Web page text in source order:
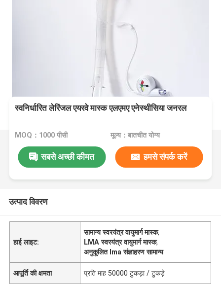
स्वनिर्धारित लेरिंजल एयरवे मास्क एलएमए एनेस्थीसिया जनरल
MOQ：1000 पीसी मूल्य：बातचीत योग्य
सबसे अच्छी कीमत हमसे संपर्क करें
उत्पाद विवरण
हाई लाइट:
सामान्य स्वरयंत्र वायुमार्ग मास्क,
LMA स्वरयंत्र वायुमार्ग मास्क,
अनुकूलित lma संज्ञाहरण सामान्य
आपूर्ति की क्षमता प्रति माह 50000 टुकड़ा / टुकड़े